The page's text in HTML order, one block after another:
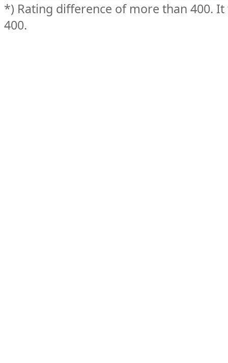
*) Rating difference of more than 400.
400.